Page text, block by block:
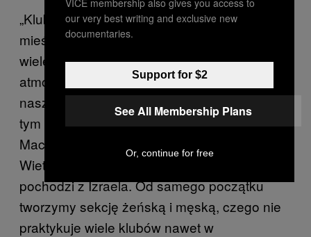
„Klub powstał w Warszawie, a więc w
mieście, w którym od zawsze stykało się
wiele kultur i spojrzeń na świat. Chcemy tę
atmosferę różnorodności odtworzyć w
naszym klubie, w atmosferze równości. Już w
tym momencie trenują z nami, między innymi,
Macedończyk, Gruzin, Czeczen oraz
Wietnamczyk, a trener męskiej drużyny
pochodzi z Izraela. Od samego początku
tworzymy sekcję żeńską i męską, czego nie
praktykuje wiele klubów nawet w
our very best writing and exclusive new
documentaries.
Support for $2
See All Membership Plans
Or, continue for free